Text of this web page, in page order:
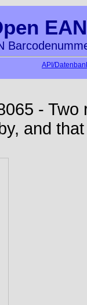
API/
-
and